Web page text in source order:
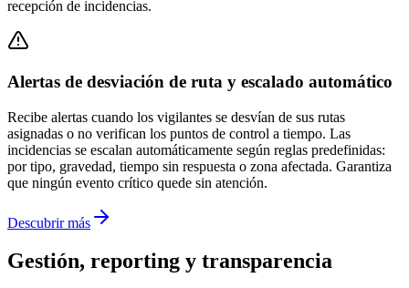
recepción de incidencias.
Alertas de desviación de ruta y escalado automático
Recibe alertas cuando los vigilantes se desvían de sus rutas
asignadas o no verifican los puntos de control a tiempo. Las
incidencias se escalan automáticamente según reglas predefinidas:
por tipo, gravedad, tiempo sin respuesta o zona afectada. Garantiza
que ningún evento crítico quede sin atención.
Descubrir más
Gestión, reporting y transparencia